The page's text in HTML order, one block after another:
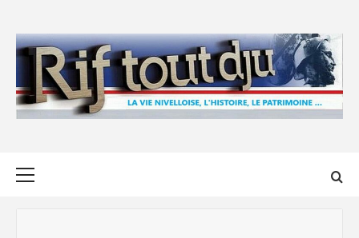
content